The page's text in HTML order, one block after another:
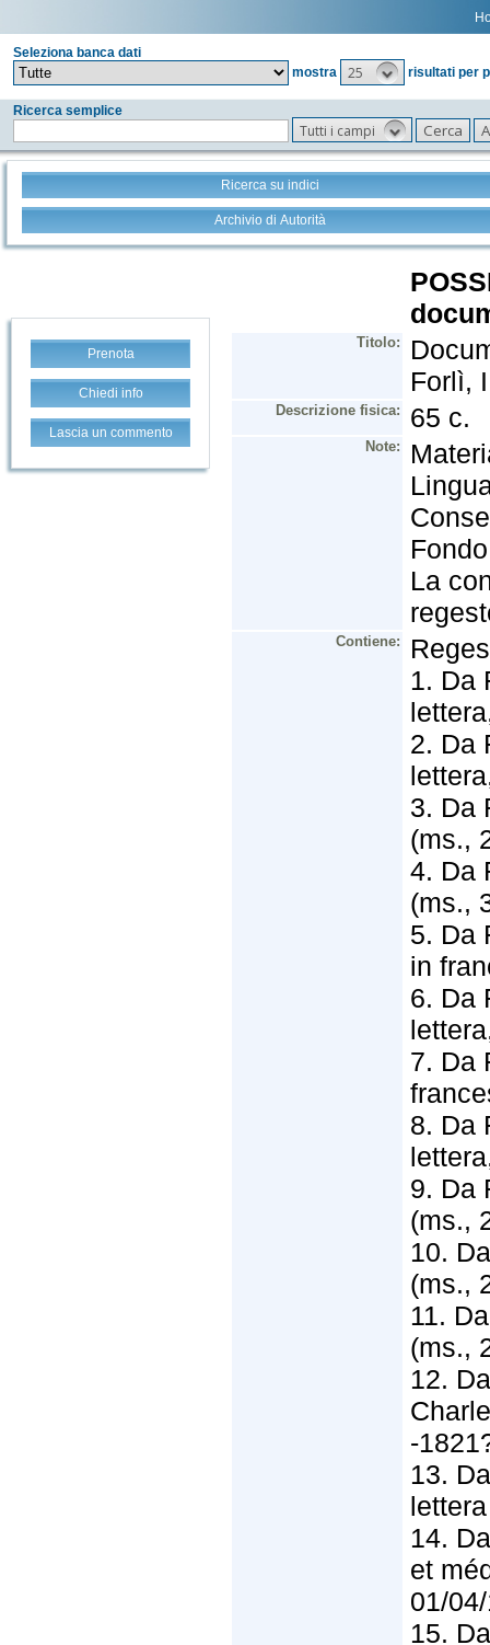
Seleziona banca dati
mostra
25 risultati per
Ricerca semplice
Tutti i campi
Ricerca su indici
Archivio di Autorità
Prenota
Chiedi info
Lascia un commento